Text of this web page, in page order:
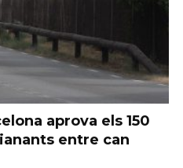
aprova els 150
entre can